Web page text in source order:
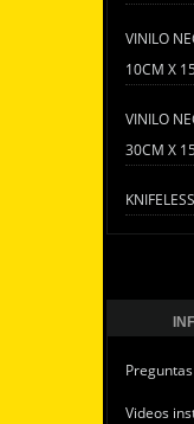
VINILO
10CM X
VINILO
30CM X
Videos